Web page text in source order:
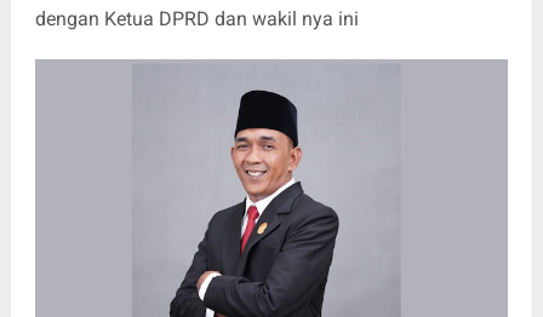
dengan Ketua DPRD dan wakil nya ini